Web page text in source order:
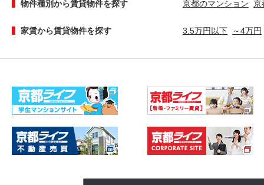
物件種別から賃貸物件を探す 京都のマンション 京
家賃から賃貸物件を探す 3.5万円以下 ～4万円